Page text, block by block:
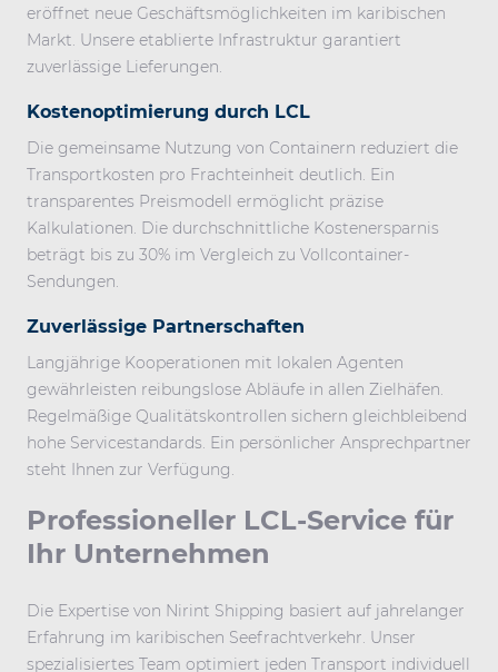
eröffnet neue Geschäftsmöglichkeiten im karibischen
Markt. Unsere etablierte Infrastruktur garantiert
zuverlässige Lieferungen.
Kostenoptimierung durch LCL
Die gemeinsame Nutzung von Containern reduziert die
Transportkosten pro Frachteinheit deutlich. Ein
transparentes Preismodell ermöglicht präzise
Kalkulationen. Die durchschnittliche Kostenersparnis
beträgt bis zu 30% im Vergleich zu Vollcontainer-
Sendungen.
Zuverlässige Partnerschaften
Langjährige Kooperationen mit lokalen Agenten
gewährleisten reibungslose Abläufe in allen Zielhäfen.
Regelmäßige Qualitätskontrollen sichern gleichbleibend
hohe Servicestandards. Ein persönlicher Ansprechpartner
steht Ihnen zur Verfügung.
Professioneller LCL-Service für
Ihr Unternehmen
Die Expertise von Nirint Shipping basiert auf jahrelanger
Erfahrung im karibischen Seefrachtverkehr. Unser
spezialisiertes Team optimiert jeden Transport individuell